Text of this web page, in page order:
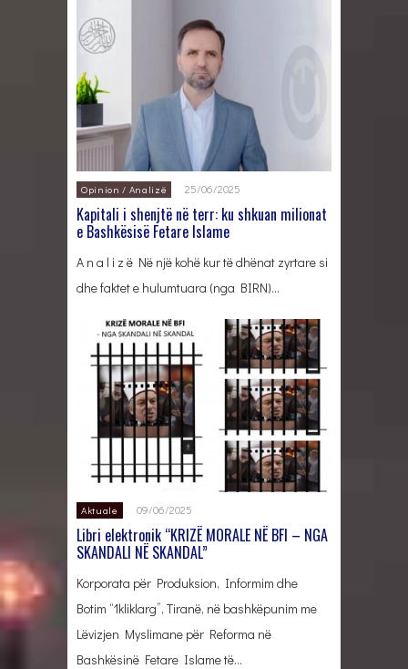
Opinion / Analizë 25/06/2025
Kapitali i shenjtë në terr: ku shkuan milionat
e Bashkësisë Fetare Islame
A n a l i z ë Në një kohë kur të dhënat zyrtare si
dhe faktet e hulumtuara (nga BIRN)…
Aktuale 09/06/2025
Libri elektronik “KRIZË MORALE NË BFI – NGA
SKANDALI NË SKANDAL”
Korporata për Produksion, Informim dhe
Botim “1kliklarg”, Tiranë, në bashkëpunim me
Lëvizjen Myslimane për Reforma në
Bashkësinë Fetare Islame të…